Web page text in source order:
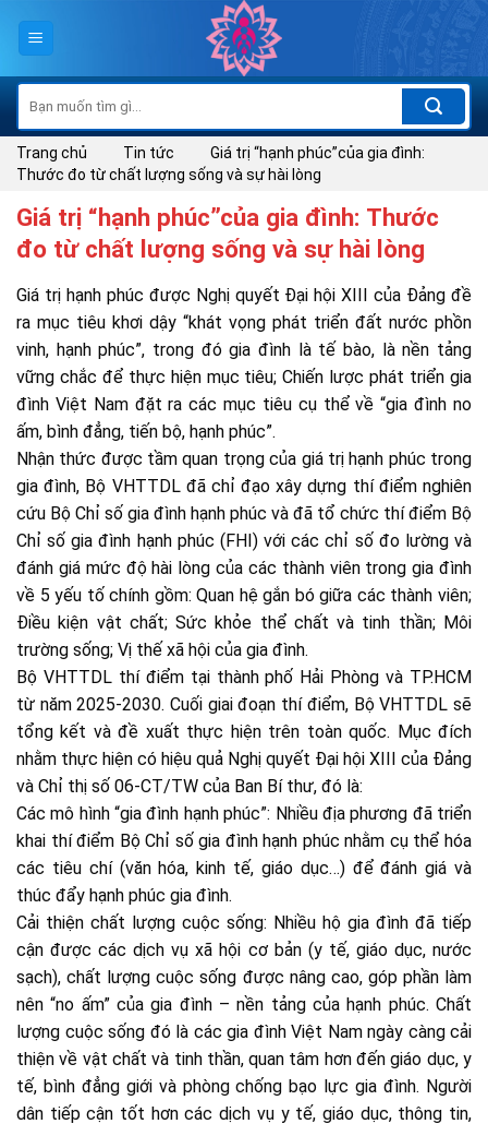
kiếm:
Trang chủ Tin tức
Giá trị “hạnh phúc”của gia đình:
Thước đo từ chất lượng sống và sự hài lòng
Giá trị “hạnh phúc”của gia đình: Thước
đo từ chất lượng sống và sự hài lòng
Giá trị hạnh phúc được Nghị quyết Đại hội XIII của Đảng đề
ra mục tiêu khơi dậy “khát vọng phát triển đất nước phồn
vinh, hạnh phúc”, trong đó gia đình là tế bào, là nền tảng
vững chắc để thực hiện mục tiêu; Chiến lược phát triển gia
đình Việt Nam đặt ra các mục tiêu cụ thể về “gia đình no
ấm, bình đẳng, tiến bộ, hạnh phúc”.
Nhận thức được tầm quan trọng của giá trị hạnh phúc trong
gia đình, Bộ VHTTDL đã chỉ đạo xây dựng thí điểm nghiên
cứu Bộ Chỉ số gia đình hạnh phúc và đã tổ chức thí điểm Bộ
Chỉ số gia đình hạnh phúc (FHI) với các chỉ số đo lường và
đánh giá mức độ hài lòng của các thành viên trong gia đình
về 5 yếu tố chính gồm: Quan hệ gắn bó giữa các thành viên;
Điều kiện vật chất; Sức khỏe thể chất và tinh thần; Môi
trường sống; Vị thế xã hội của gia đình.
Bộ VHTTDL thí điểm tại thành phố Hải Phòng và TP.HCM
từ năm 2025-2030. Cuối giai đoạn thí điểm, Bộ VHTTDL sẽ
tổng kết và đề xuất thực hiện trên toàn quốc. Mục đích
nhằm thực hiện có hiệu quả Nghị quyết Đại hội XIII của Đảng
và Chỉ thị số 06-CT/TW của Ban Bí thư, đó là:
Các mô hình “gia đình hạnh phúc”: Nhiều địa phương đã triển
khai thí điểm Bộ Chỉ số gia đình hạnh phúc nhằm cụ thể hóa
các tiêu chí (văn hóa, kinh tế, giáo dục…) để đánh giá và
thúc đẩy hạnh phúc gia đình.
Cải thiện chất lượng cuộc sống: Nhiều hộ gia đình đã tiếp
cận được các dịch vụ xã hội cơ bản (y tế, giáo dục, nước
sạch), chất lượng cuộc sống được nâng cao, góp phần làm
nên “no ấm” của gia đình – nền tảng của hạnh phúc. Chất
lượng cuộc sống đó là các gia đình Việt Nam ngày càng cải
thiện về vật chất và tinh thần, quan tâm hơn đến giáo dục, y
tế, bình đẳng giới và phòng chống bạo lực gia đình. Người
dân tiếp cận tốt hơn các dịch vụ y tế, giáo dục, thông tin,